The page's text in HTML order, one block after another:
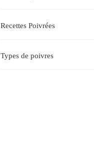
Recettes Poivrées
Types de poivres